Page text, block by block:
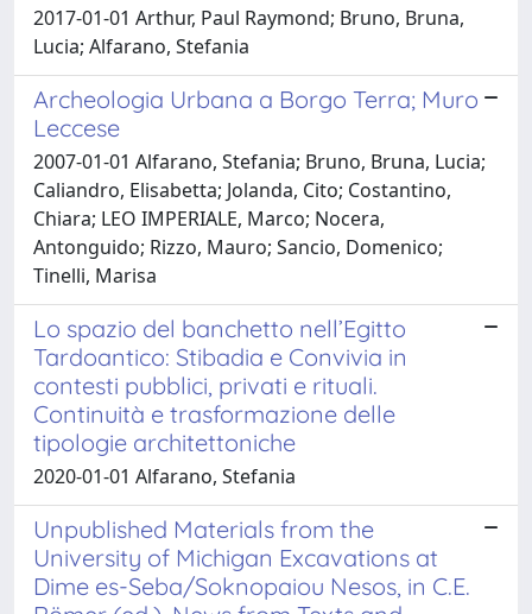
2017-01-01 Arthur, Paul Raymond; Bruno, Bruna,
Lucia; Alfarano, Stefania
Archeologia Urbana a Borgo Terra; Muro
Leccese
2007-01-01 Alfarano, Stefania; Bruno, Bruna, Lucia;
Caliandro, Elisabetta; Jolanda, Cito; Costantino,
Chiara; LEO IMPERIALE, Marco; Nocera,
Antonguido; Rizzo, Mauro; Sancio, Domenico;
Tinelli, Marisa
Lo spazio del banchetto nell’Egitto
Tardoantico: Stibadia e Convivia in
contesti pubblici, privati e rituali.
Continuità e trasformazione delle
tipologie architettoniche
2020-01-01 Alfarano, Stefania
Unpublished Materials from the
University of Michigan Excavations at
Dime es-Seba/Soknopaiou Nesos, in C.E.